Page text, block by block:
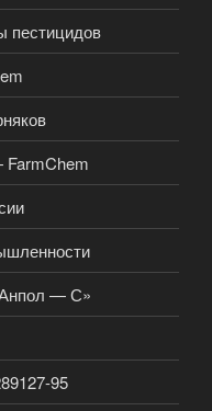
пестицидов
FarmChem
— С»
95